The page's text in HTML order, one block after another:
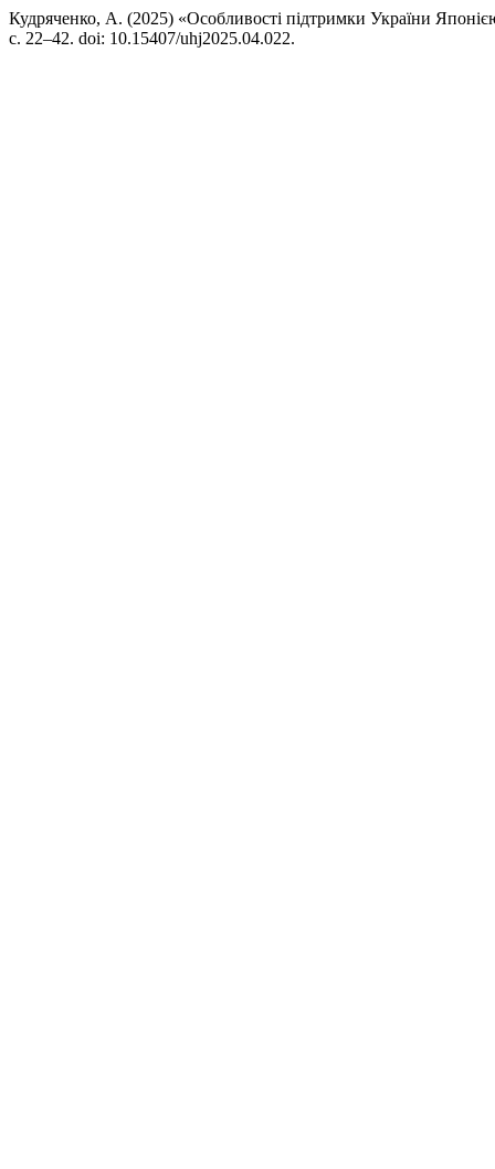
Кудряченко, А. (2025) «Особливості підтримки України
с. 22–42. doi: 10.15407/uhj2025.04.022.